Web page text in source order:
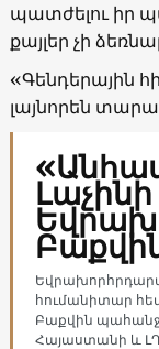
պատժելու իր
քայլեր չի
«Գենդերային
լայնորեն
հումանիտար
Բաքվին պահանջ
Հայաստանի և ԼՂ